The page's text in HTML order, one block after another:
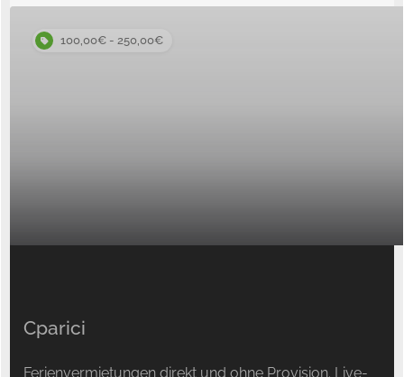
100,00€ - 250,00€
Kurz-, mittel- und langfristige
Cparici
Ferienvermietungen direkt und ohne Provision. Live-